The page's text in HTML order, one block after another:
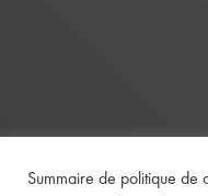
Summaire de politique de